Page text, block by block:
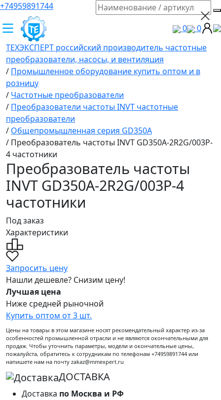
+74959891744
0
0
ТЕХЭКСПЕРТ российский производитель частотные
преобразователи, насосы, и вентиляция
/ Промышленное оборудование купить оптом и в
розницу
/ Частотные преобразователи
/ Преобразователи частоты INVT частотные
преобразователи
/ Общепромышленная серия GD350A
/ Преобразователь частоты INVT GD350A-2R2G/003P-
4 частотники
Преобразователь частоты
INVT GD350A-2R2G/003P-4
частотники
Под заказ
Характеристики
Запросить цену
Нашли дешевле? Снизим цену!
Лучшая цена
Ниже средней рыночной
Купить оптом от 3 шт.
Цены на товары в этом магазине носят рекомендательный характер из-за
особенностей промышленной отрасли и не являются окончательными для
продаж. Чтобы уточнить параметры, модели и окончательные цены,
пожалуйста, обратитесь к сотрудникам по телефонам +74959891744 или
напишете нам на почту zakaz@mmexpert.ru
ДОСТАВКА
Доставка по Москва и РФ